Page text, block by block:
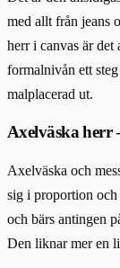
med allt från jeans
herr i canvas är det
formalnivån ett
malplacerad ut.
Axelväska herr
Axelväska och
sig i proportion och
och bärs antingen
Den liknar mer en